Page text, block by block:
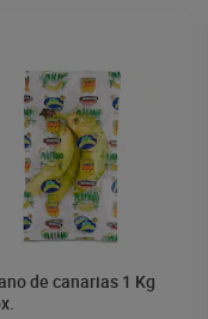
de canarias 1 Kg